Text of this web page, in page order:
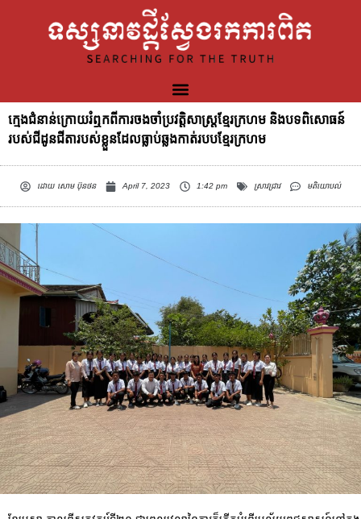
ក្មេងជំនាន់ក្រោយរំឮកពីការចងចាំប្រវត្តិសាស្ត្រខ្មែរក្រហម និងបទពិសោធន៍
របស់ជីដូនជីតារបស់ខ្លួនដែលធ្លាប់ឆ្លងកាត់របបខ្មែរក្រហម
ដោយសោម ប៊ុនថន April 7, 2023 1:42 pm ស្រាវជ្រាវ មតិយោបល់